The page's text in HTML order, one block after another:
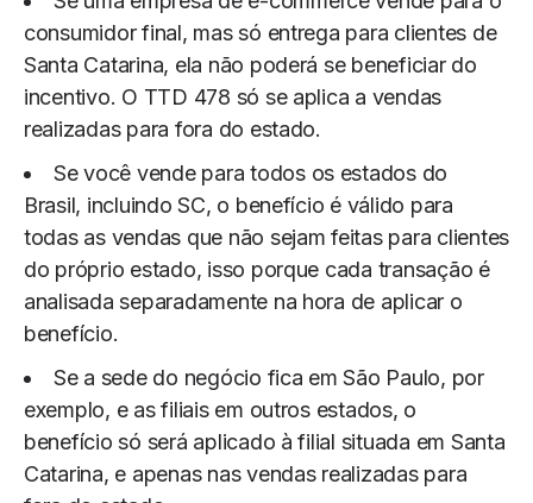
consumidor final, mas só entrega para clientes de
Santa Catarina, ela não poderá se beneficiar do
incentivo. O TTD 478 só se aplica a vendas
realizadas para fora do estado.
Se você vende para todos os estados do
Brasil, incluindo SC, o benefício é válido para
todas as vendas que não sejam feitas para clientes
do próprio estado, isso porque cada transação é
analisada separadamente na hora de aplicar o
benefício.
Se a sede do negócio fica em São Paulo, por
exemplo, e as filiais em outros estados, o
benefício só será aplicado à filial situada em Santa
Catarina, e apenas nas vendas realizadas para